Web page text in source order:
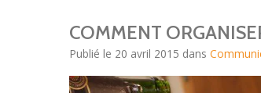
COMMENT
Publié le 20 avril 2015 dans